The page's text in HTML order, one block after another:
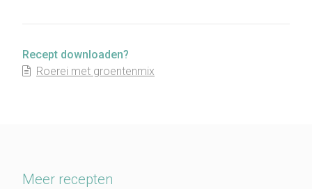
Recept downloaden?
Roerei met groentenmix
Meer recepten